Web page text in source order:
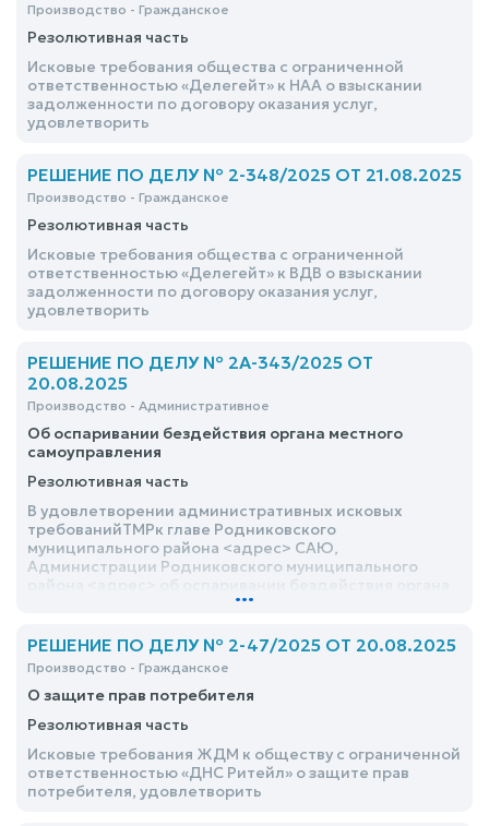
Производство - Гражданское
Резолютивная часть
Исковые требования общества с ограниченной
ответственностью «Делегейт» к НАА о взыскании
задолженности по договору оказания услуг,
удовлетворить
РЕШЕНИЕ ПО ДЕЛУ № 2-348/2025 ОТ 21.08.2025
Производство - Гражданское
Резолютивная часть
Исковые требования общества с ограниченной
ответственностью «Делегейт» к ВДВ о взыскании
задолженности по договору оказания услуг,
удовлетворить
РЕШЕНИЕ ПО ДЕЛУ № 2А-343/2025 ОТ
20.08.2025
Производство - Административное
Об оспаривании бездействия органа местного
самоуправления
Резолютивная часть
В удовлетворении административных исковых
требованийТМРк главе Родниковского
муниципального района <адрес> САЮ,
Администрации Родниковского муниципального
местного самоуправления, отказать
...
РЕШЕНИЕ ПО ДЕЛУ № 2-47/2025 ОТ 20.08.2025
Производство - Гражданское
О защите прав потребителя
Резолютивная часть
Исковые требования ЖДМ к обществу с ограниченной
ответственностью «ДНС Ритейл» о защите прав
потребителя, удовлетворить